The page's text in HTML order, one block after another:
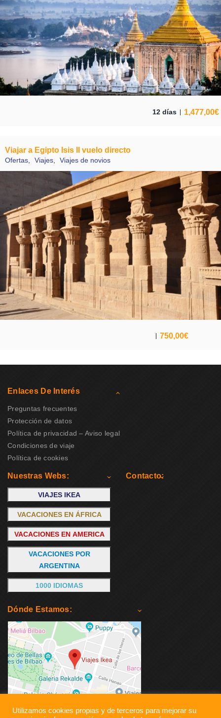
12 días 1,477,00€
Viajar a Egipto Isis II vuelo directo
Ofertas Viajes Viajes de novios
750,00€
Enlaces De Interés
Preguntas frecuentes
Protección de datos
Política de privacidad – Aviso legal
Condiciones de viaje
Política de cookies
Nuestras Webs:
VIAJES IKEA
VACACIONES EN ÁFRICA
VACACIONES EN AMERICA
VACACIONES POR
ARGENTINA
1000 IDIOMAS
Contacto:
Dónde Estamos:
Utilizamos cookies propias y de terceros para mejorar su